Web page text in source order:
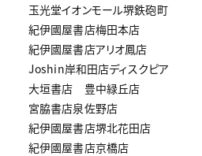
玉光堂イオンモール堺鉄砲町
紀伊國屋書店梅田本店
紀伊國屋書店アリオ鳳店
Joshin岸和田店ディスクピア
大垣書店 豊中緑丘店
宮脇書店泉佐野店
紀伊國屋書店堺北花田店
紀伊國屋書店京橋店